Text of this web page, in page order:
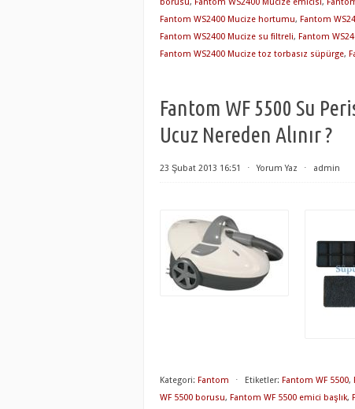
Fantom WS2400 Mucize hortumu, Fantom
Fantom WS2400 Mucize su filtreli, Fantom
Fantom WS2400 Mucize toz torbasız süpürge,
Fantom WF 5500 Su
Ucuz Nereden Alınır ?
23 Şubat 2013 16:51 ⋅ Yorum Yaz ⋅ admin
Kategori: Fantom ⋅ Etiketler: Fantom WF 5500,
WF 5500 borusu, Fantom WF 5500 emici başlık,